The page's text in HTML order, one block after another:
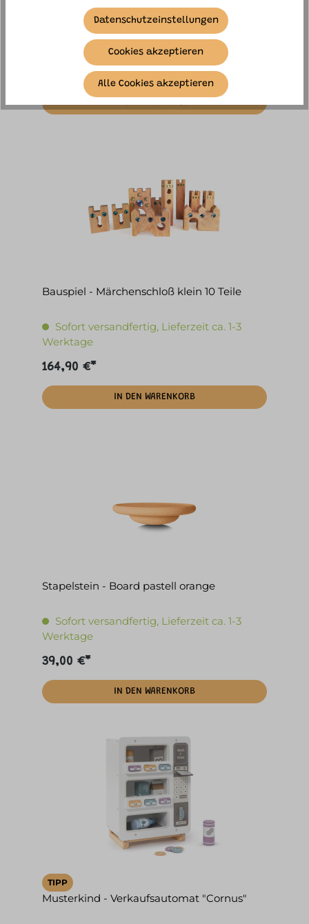
Sofort versandfertig, Lieferzeit ca. 1-3
Werktage
89,00 €*
IN DEN WARENKORB
Bauspiel - Märchenschloß klein 10 Teile
Sofort versandfertig, Lieferzeit ca. 1-3
Werktage
164,90 €*
IN DEN WARENKORB
Stapelstein - Board pastell orange
Sofort versandfertig, Lieferzeit ca. 1-3
Werktage
39,00 €*
IN DEN WARENKORB
TIPP
Musterkind - Verkaufsautomat "Cornus"
Datenschutzeinstellungen
Cookies akzeptieren
Alle Cookies akzeptieren